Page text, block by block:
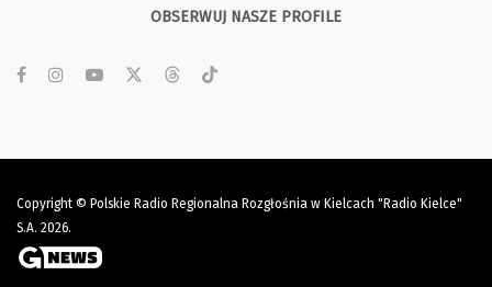
OBSERWUJ NASZE PROFILE
Copyright © Polskie Radio Regionalna Rozgłośnia w Kielcach "Radio Kielce"
S.A. 2026.